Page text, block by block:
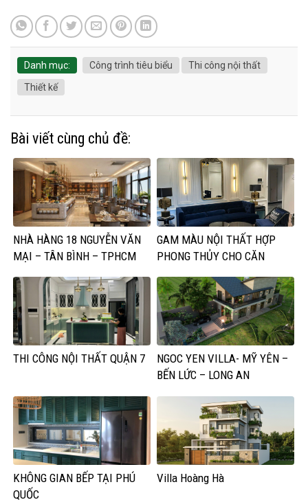
Danh mục: Công trình tiêu biểu
Thi công nội thất
Thiết kế
Bài viết cùng chủ đề:
NHÀ HÀNG 18 NGUYỄN VĂN
MẠI – TÂN BÌNH – TPHCM
GAM MÀU NỘI THẤT HỢP
PHONG THỦY CHO CĂN
THI CÔNG NỘI THẤT QUẬN 7
NGOC YEN VILLA- MỸ YÊN –
BẾN LỨC – LONG AN
KHÔNG GIAN BẾP TẠI PHÚ
QUỐC
Villa Hoàng Hà